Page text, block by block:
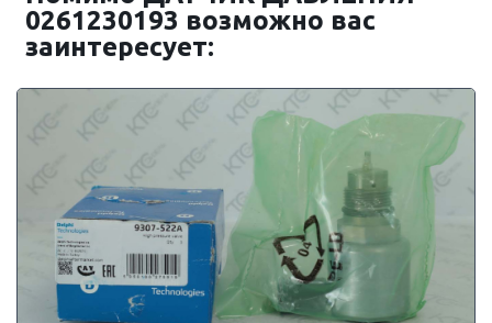
0261230193 возможно вас
заинтересует: